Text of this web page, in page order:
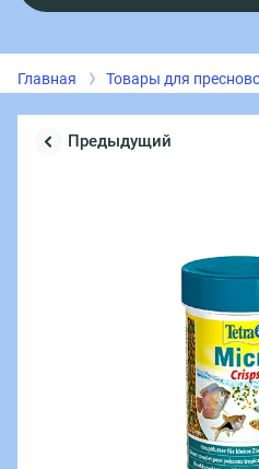
Главная Товары для
Предыдущий